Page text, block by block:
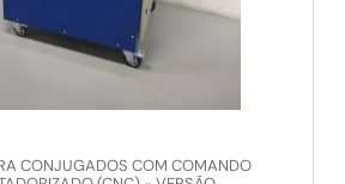
CONJUGADOS COM COMANDO